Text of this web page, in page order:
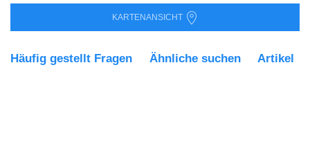
KARTENANSICHT
Häufig gestellt Fragen Ähnliche suchen Artikel